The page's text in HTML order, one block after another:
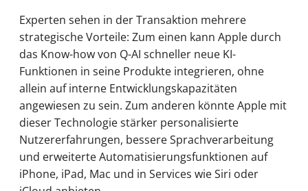
Experten sehen in der Transaktion mehrere
strategische Vorteile: Zum einen kann Apple durch
das Know-how von Q-AI schneller neue KI-
Funktionen in seine Produkte integrieren, ohne
allein auf interne Entwicklungskapazitäten
angewiesen zu sein. Zum anderen könnte Apple mit
dieser Technologie stärker personalisierte
Nutzererfahrungen, bessere Sprachverarbeitung
und erweiterte Automatisierungsfunktionen auf
iPhone, iPad, Mac und in Services wie Siri oder